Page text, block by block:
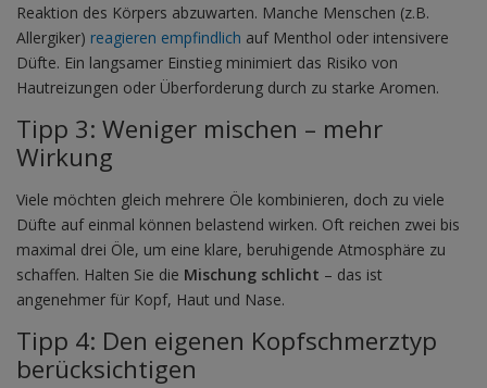
Reaktion des Körpers abzuwarten. Manche Menschen (z.B.
Allergiker) reagieren empfindlich auf Menthol oder intensivere
Düfte. Ein langsamer Einstieg minimiert das Risiko von
Hautreizungen oder Überforderung durch zu starke Aromen.
Tipp 3: Weniger mischen – mehr
Wirkung
Viele möchten gleich mehrere Öle kombinieren, doch zu viele
Düfte auf einmal können belastend wirken. Oft reichen zwei bis
maximal drei Öle, um eine klare, beruhigende Atmosphäre zu
schaffen. Halten Sie die Mischung schlicht – das ist
angenehmer für Kopf, Haut und Nase.
Tipp 4: Den eigenen Kopfschmerztyp
berücksichtigen